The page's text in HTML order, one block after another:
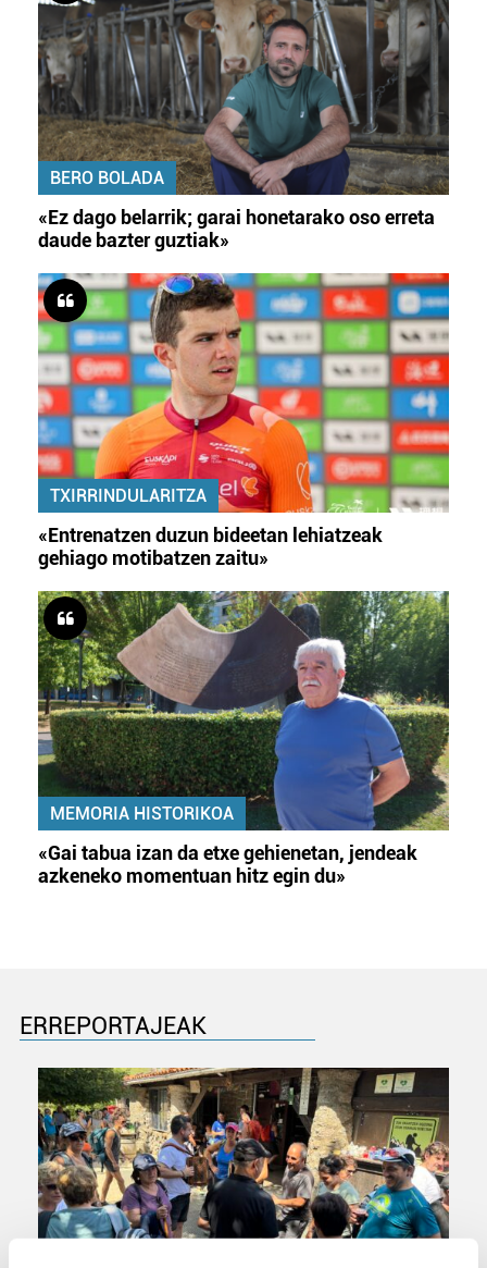
BERO BOLADA
«Ez dago belarrik; garai honetarako oso erreta
daude bazter guztiak»
TXIRRINDULARITZA
«Entrenatzen duzun bideetan lehiatzeak
gehiago motibatzen zaitu»
MEMORIA HISTORIKOA
«Gai tabua izan da etxe gehienetan, jendeak
azkeneko momentuan hitz egin du»
ERREPORTAJEAK